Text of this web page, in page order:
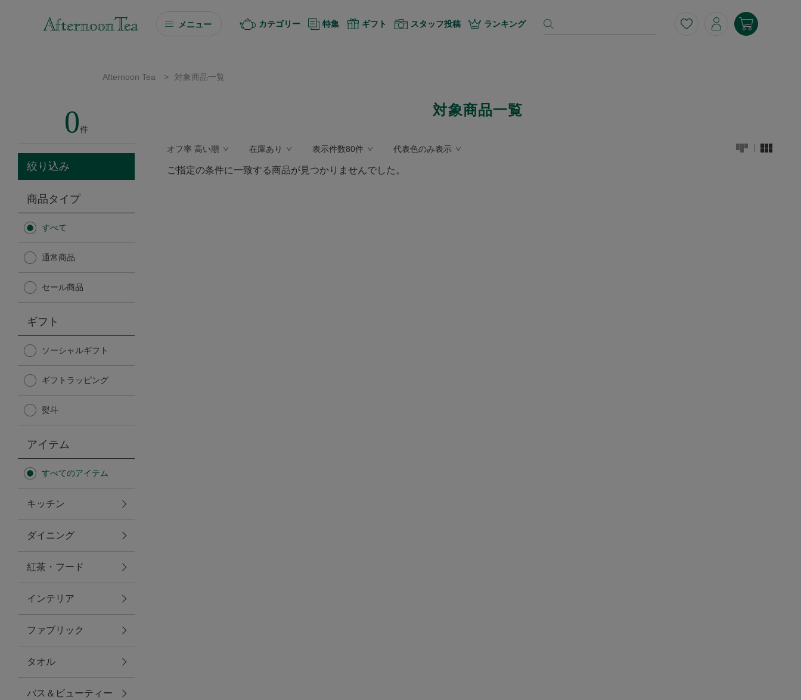
メニュー
ソーシャルギフト
カタログギフト
Afternoon Tea TEAROOM
Afternoon Tea TEAROOM
日傘
保冷バッグ
無重力シリーズ
トラベルグッズ
ランチ
バッグ
キッチン・ダイニング
ダイニング
カテゴリー 特集 ギフト スタッフ投稿 ランキング
Afternoon Tea > 対象商品一覧
0件
絞り込み
商品タイプ
すべて
通常商品
セール商品
ギフト
ソーシャルギフト
ギフトラッピング
熨斗
アイテム
すべてのアイテム
キッチン
ダイニング
紅茶・フード
インテリア
ファブリック
タオル
バス＆ビューティー
対象商品一覧
オフ率 高い順 在庫あり 表示件数80件 代表色のみ表示
ご指定の条件に一致する商品が見つかりませんでした。